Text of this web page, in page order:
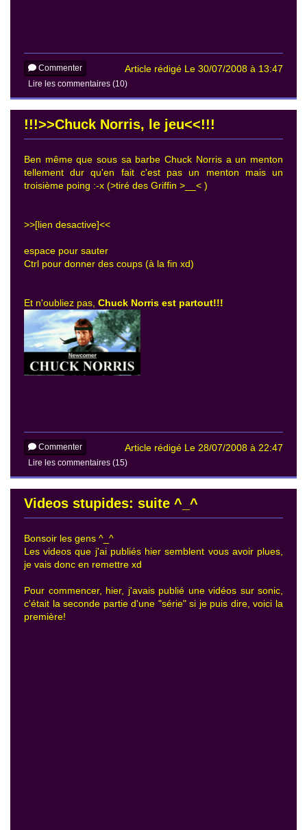
Article rédigé Le 30/07/2008 à 13:47
Commenter
Lire les commentaires (10)
!!!>>Chuck Norris, le jeu<<!!!
Ben même que sous sa barbe Chuck Norris a un menton
tellement dur qu'en fait c'est pas un menton mais un
troisième poing :-x (>tiré des Griffin >__< )
>>[lien desactive]<<
espace pour sauter
Ctrl pour donner des coups (à la fin xd)
Et n'oubliez pas, Chuck Norris est partout!!!
Article rédigé Le 28/07/2008 à 22:47
Commenter
Lire les commentaires (15)
Videos stupides: suite ^_^
Bonsoir les gens ^_^
Les videos que j'ai publiés hier semblent vous avoir plues,
je vais donc en remettre xd
Pour commencer, hier, j'avais publié une vidéos sur sonic,
c'était la seconde partie d'une "série" si je puis dire, voici la
première!